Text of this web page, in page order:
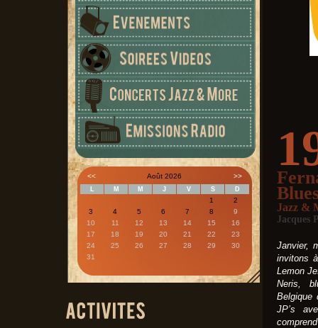
<< Août 2026 >>
L M M J V S D
1
2
3
4 5 6 7 8
9
10
11 12 13 14 15
16
17
18 19 20 21 22
23
24
25 26 27 28 29
30
31
Jazz &
Jacques
Janvier,
invitons
Lemon
Neris,
Belgique
JP’s